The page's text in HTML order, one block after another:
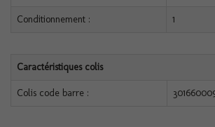
Conditionnement : 1
Caractéristiques colis
Colis code barre :